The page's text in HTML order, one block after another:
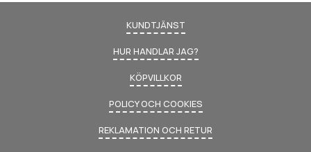
KUNDTJÄNST
HUR HANDLAR JAG?
KÖPVILLKOR
POLICY OCH COOKIES
REKLAMATION OCH RETUR